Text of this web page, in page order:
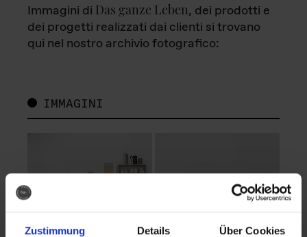
Zustimmung Details Über Cookies
Immagini di Das ganze Leben, dei prodotti e
dei progetti realizzati dai clienti si trovano
qui nel nostro archivio fotografico:
IMMAGINI